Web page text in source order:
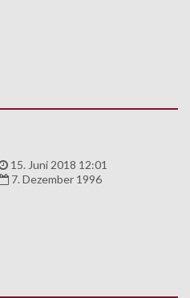
15. Juni 2018 12:01
7. Dezember 1996